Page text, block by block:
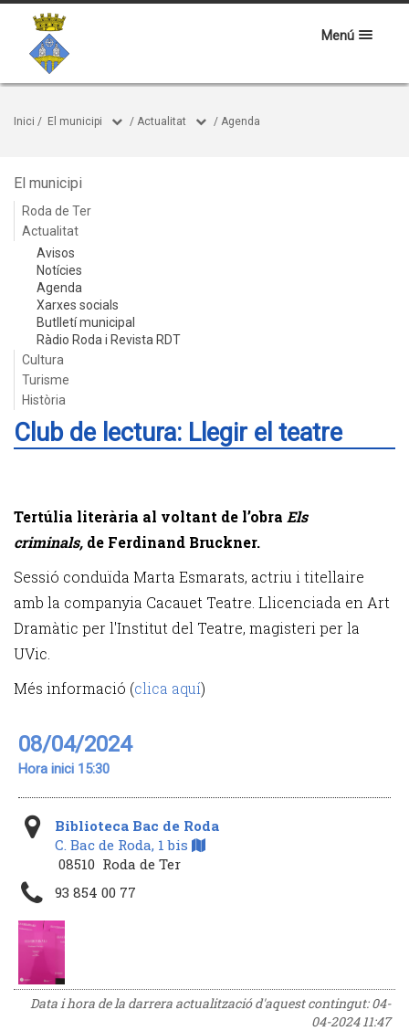
Menú
Inici / El municipi / Actualitat / Agenda
El municipi
Roda de Ter
Actualitat
Avisos
Notícies
Agenda
Xarxes socials
Butlletí municipal
Ràdio Roda i Revista RDT
Cultura
Turisme
Història
Club de lectura: Llegir el teatre
Tertúlia literària al voltant de l’obra Els
criminals, de Ferdinand Bruckner.
Sessió conduïda Marta Esmarats, actriu i titellaire
amb la companyia Cacauet Teatre. Llicenciada en Art
Dramàtic per l'Institut del Teatre, magisteri per la
UVic.
Més informació (clica aquí)
08/04/2024
Hora inici 15:30
Biblioteca Bac de Roda
C. Bac de Roda, 1 bis
08510 Roda de Ter
93 854 00 77
Data i hora de la darrera actualització d'aquest contingut:04-
04-2024 11:47